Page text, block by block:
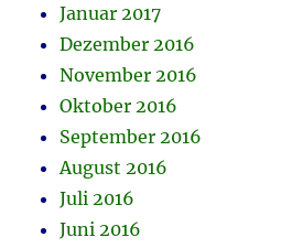
Januar 2017
Dezember 2016
November 2016
Oktober 2016
September 2016
August 2016
Juli 2016
Juni 2016